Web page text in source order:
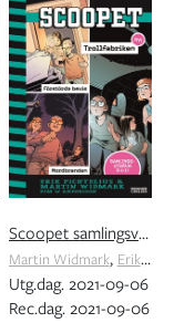
Scoopet samlingsvolym
Martin Widmark, Erik Fichtelius
Utg.dag. 2021-09-06
Rec.dag. 2021-09-06